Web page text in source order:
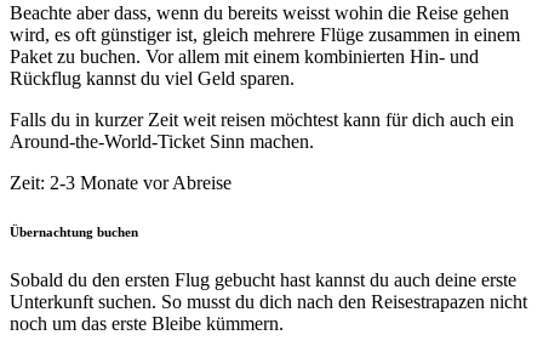
Beachte aber dass, wenn du bereits weisst wohin die Reise gehen
wird, es oft günstiger ist, gleich mehrere Flüge zusammen in einem
Paket zu buchen. Vor allem mit einem kombinierten Hin- und
Rückflug kannst du viel Geld sparen.
Falls du in kurzer Zeit weit reisen möchtest kann für dich auch ein
Around-the-World-Ticket Sinn machen.
Zeit: 2-3 Monate vor Abreise
Übernachtung buchen
Sobald du den ersten Flug gebucht hast kannst du auch deine erste
Unterkunft suchen. So musst du dich nach den Reisestrapazen nicht
noch um das erste Bleibe kümmern.